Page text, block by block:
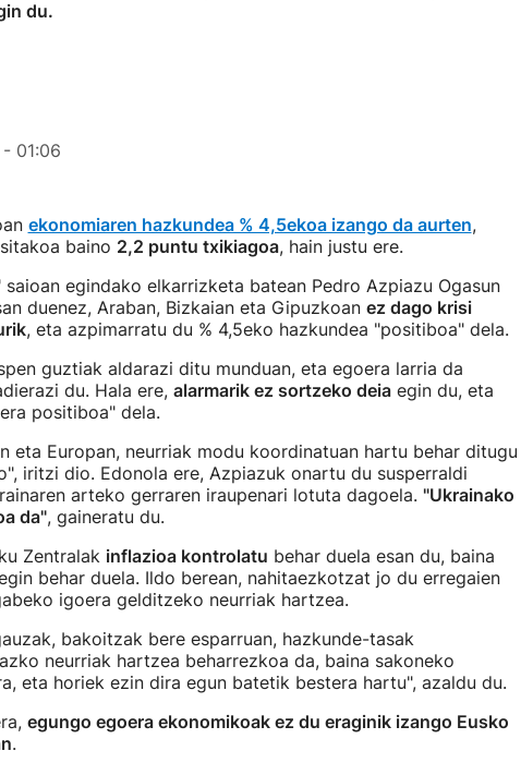
du.
01:06
ekonomiaren hazkundea % 4,5ekoa izango da aurten,
baino 2,2 puntu txikiagoa, hain justu ere.
saioan egindako elkarrizketa batean Pedro Azpiazu Ogasun
duenez, Araban, Bizkaian eta Gipuzkoan ez dago krisi
, eta azpimarratu du % 4,5eko hazkundea "positiboa" dela.
guztiak aldarazi ditu munduan, eta egoera larria da
du. Hala ere, alarmarik ez sortzeko deiaegin du, eta
positiboa" dela.
eta Europan, neurriak modu koordinatuan hartu behar ditugu
iritzi dio. Edonola ere, Azpiazuk onartu du susperraldi
arteko gerraren iraupenari lotuta dagoela. "Ukrainako
da", gaineratu du.
Zentralak inflazioa kontrolatu behar duela esan du, baina
behar duela. Ildo berean, nahitaezkotzat jo du erregaien
igoera gelditzeko neurriak hartzea.
bakoitzak bere esparruan, hazkunde-tasak
neurriak hartzea beharrezkoa da, baina sakoneko
eta horiek ezin dira egun batetik bestera hartu", azaldu du.
egungo egoera ekonomikoak ez du eraginik izango Eusko
.